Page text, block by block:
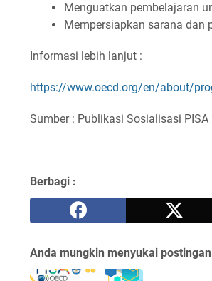
Menguatkan pembelajaran
Mempersiapkan sarana dan
Informasi lebih lanjut :
https://www.oecd.org/en/about/
Sumber : Publikasi Sosialisasi
Berbagi :
Anda mungkin menyukai